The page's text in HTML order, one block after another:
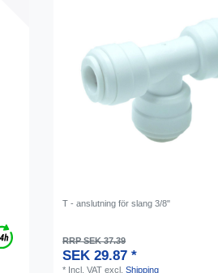
T - anslutning för slang 3/8"
RRP SEK 37.39
SEK 29.87 *
* Incl. VAT excl.Shipping